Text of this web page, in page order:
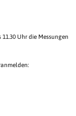
Uhr die Messungen